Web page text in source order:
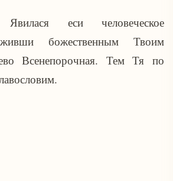
Явилася еси человеческое
божественным Твоим
Всенепорочная. Тем Тя по